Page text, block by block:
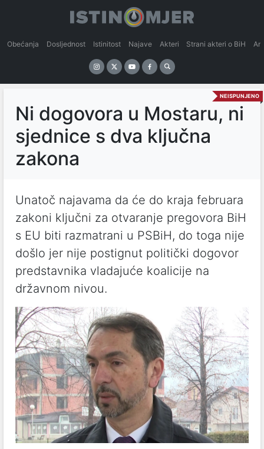
Obećanja Dosljednost Istinitost Najave Akteri Strani akteri o BiH
NEISPUNJENO
Ni dogovora u Mostaru, ni
sjednice s dva ključna
zakona
Unatoč najavama da će do kraja februara
zakoni ključni za otvaranje pregovora BiH
s EU biti razmatrani u PSBiH, do toga nije
došlo jer nije postignut politički dogovor
predstavnika vladajuće koalicije na
državnom nivou.